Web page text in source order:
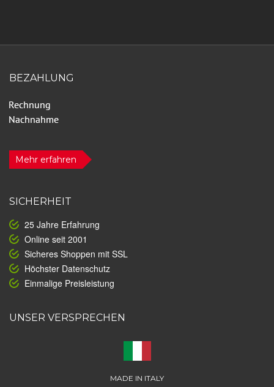
BEZAHLUNG
Mehr erfahren
SICHERHEIT
25 Jahre Erfahrung
Online seit 2001
Sicheres Shoppen mit SSL
Höchster Datenschutz
Einmalige Preisleistung
UNSER VERSPRECHEN
MADE IN ITALY